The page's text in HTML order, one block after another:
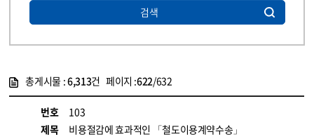
검색
총게시물 :6,313건 페이지 :622/632
번호
103
제목
비용절감에 효과적인 「철도이용계약수송」